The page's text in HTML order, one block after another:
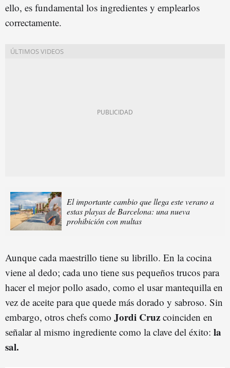
ello, es fundamental los ingredientes y emplearlos
correctamente.
El importante cambio que llega este verano a
estas playas de Barcelona: una nueva
prohibición con multas
Aunque cada maestrillo tiene su librillo. En la cocina
viene al dedo; cada uno tiene sus pequeños trucos para
hacer el mejor pollo asado, como el usar mantequilla en
vez de aceite para que quede más dorado y sabroso. Sin
embargo, otros chefs como Jordi Cruz coinciden en
señalar al mismo ingrediente como la clave del éxito: la
sal.